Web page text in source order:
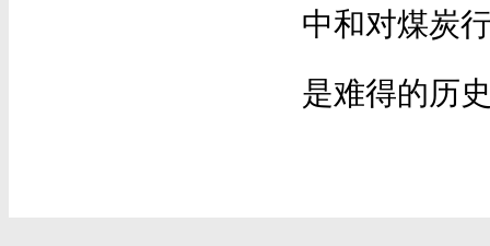
中和对煤炭
是难得的历